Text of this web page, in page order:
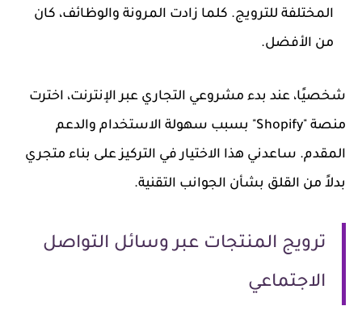
المختلفة للترويج. كلما زادت المرونة والوظائف، كان
من الأفضل.
شخصيًا، عند بدء مشروعي التجاري عبر الإنترنت، اخترت
منصة "Shopify" بسبب سهولة الاستخدام والدعم
المقدم. ساعدني هذا الاختيار في التركيز على بناء متجري
بدلاً من القلق بشأن الجوانب التقنية.
ترويج المنتجات عبر وسائل التواصل
الاجتماعي